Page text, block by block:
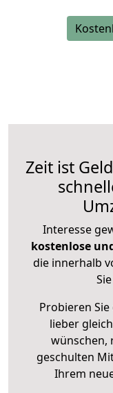
Zeit ist
Interesse
kostenlose
die innerhalb
Probieren Sie
lieber
wünschen,
geschulten
Ihrem